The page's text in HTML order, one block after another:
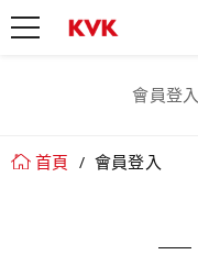
會員登入
首頁 會員登入